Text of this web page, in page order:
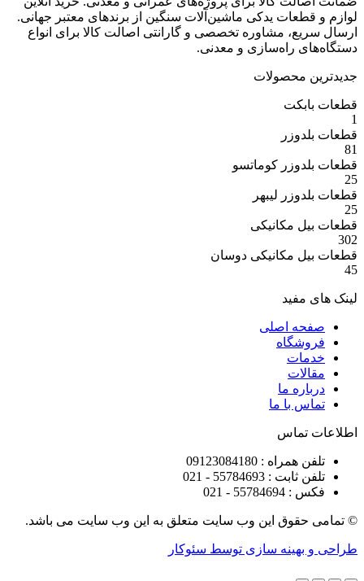
یدکی ماشین‌آلات سنگین از برندهای معتبر جهانی.
مشاوره تخصصی و گارانتی اصالت کالا برای انواع
راه‌سازی و معدنی.
محصولات
کوماتسو
لیبهر
مکانیکی
مکانیکی دوسان
اصلی
ما
با ما
: 09123084180
: 55784693 - 021
این وب سایت متعلق به این وب سایت می باشد.
سازی توسط سئوکار